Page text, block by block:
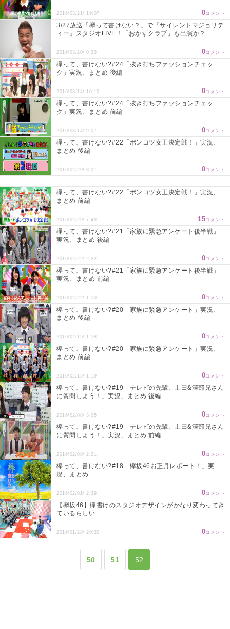
2016/03/21/ 19:07 0コメント
3/27放送「欅って書けない？」で『サイレントマジョリテ
ィー』スタジオLIVE！「おかずクラブ」も出演か？
2016/03/20/ 0:33 0コメント
欅って、書けない?#24「抜き打ちファッションチェッ
ク」実況、まとめ 後編
2016/03/14/ 10:10 0コメント
欅って、書けない?#24「抜き打ちファッションチェッ
ク」実況、まとめ 前編
2016/03/14/ 9:07 0コメント
欅って、書けない?#22「ポンコツ女王決定戦！」実況、
まとめ 後編
2016/02/29/ 8:01 0コメント
欅って、書けない?#22「ポンコツ女王決定戦！」実況、
まとめ 前編
2016/02/29/ 7:49 15コメント
欅って、書けない?#21「家族に緊急アンケート後半戦」
実況、まとめ 後編
2016/02/22/ 2:22 0コメント
欅って、書けない?#21「家族に緊急アンケート後半戦」
実況、まとめ 前編
2016/02/22/ 1:50 0コメント
欅って、書けない?#20「家族に緊急アンケート」実況、
まとめ 後編
2016/02/15/ 1:58 0コメント
欅って、書けない?#20「家族に緊急アンケート」実況、
まとめ 前編
2016/02/15/ 1:19 0コメント
欅って、書けない?#19「テレビの先輩、土田&澤部兄さん
に質問しよう！」実況、まとめ 後編
2016/02/08/ 3:05 0コメント
欅って、書けない?#19「テレビの先輩、土田&澤部兄さん
に質問しよう！」実況、まとめ 前編
2016/02/08/ 2:21 0コメント
欅って、書けない?#18「欅坂46お正月レポート！」実
況、まとめ
2016/02/01/ 2:39 0コメント
【欅坂46】欅書けのスタジオデザインがかなり変わってき
ているらしい
2016/01/28/ 20:30 0コメント
50 51 52